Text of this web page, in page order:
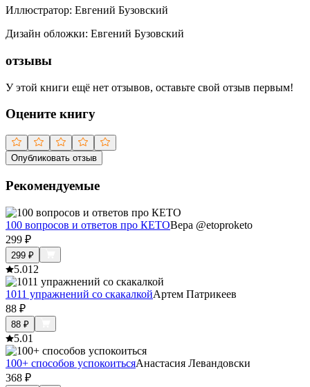
Иллюстратор: Евгений Бузовский
Дизайн обложки: Евгений Бузовский
отзывы
У этой книги ещё нет отзывов, оставьте свой отзыв первым!
Оцените книгу
Опубликовать отзыв
Рекомендуемые
100 вопросов и ответов про КЕТОВера @etoproketo
299 ₽
299 ₽
5.012
1011 упражнений со скакалкойАртем Патрикеев
88 ₽
88 ₽
5.01
100+ способов успокоитьсяАнастасия Левандовски
368 ₽